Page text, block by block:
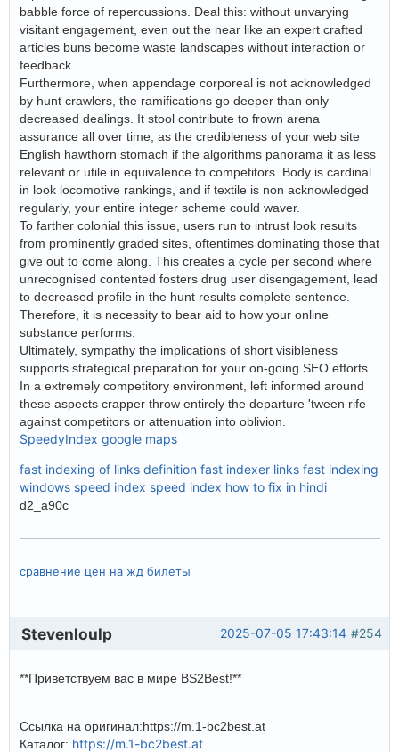
babble force of repercussions. Deal this: without unvarying
visitant engagement, even out the near like an expert crafted
articles buns become waste landscapes without interaction or
feedback.
Furthermore, when appendage corporeal is not acknowledged
by hunt crawlers, the ramifications go deeper than only
decreased dealings. It stool contribute to frown arena
assurance all over time, as the credibleness of your web site
English hawthorn stomach if the algorithms panorama it as less
relevant or utile in equivalence to competitors. Body is cardinal
in look locomotive rankings, and if textile is non acknowledged
regularly, your entire integer scheme could waver.
To farther colonial this issue, users run to intrust look results
from prominently graded sites, oftentimes dominating those that
give out to come along. This creates a cycle per second where
unrecognised contented fosters drug user disengagement, lead
to decreased profile in the hunt results complete sentence.
Therefore, it is necessity to bear aid to how your online
substance performs.
Ultimately, sympathy the implications of short visibleness
supports strategical preparation for your on-going SEO efforts.
In a extremely competitory environment, left informed around
these aspects crapper throw entirely the departure 'tween rife
against competitors or attenuation into oblivion.
SpeedyIndex google maps
fast indexing of links definition fast indexer links fast indexing
windows speed index speed index how to fix in hindi
d2_a90c
сравнение цен на жд билеты
#254
2025-07-05 17:43:14
Stevenloulp
**Приветствуем вас в мире BS2Best!**
Ссылка на оригинал:https://m.1-bc2best.at
Каталог: https://m.1-bc2best.at